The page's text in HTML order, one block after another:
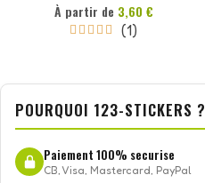
     (1)
À partir de 3,60 €
POURQUOI 123-STICKERS ?
Paiement 100% securise
CB, Visa, Mastercard, PayPal